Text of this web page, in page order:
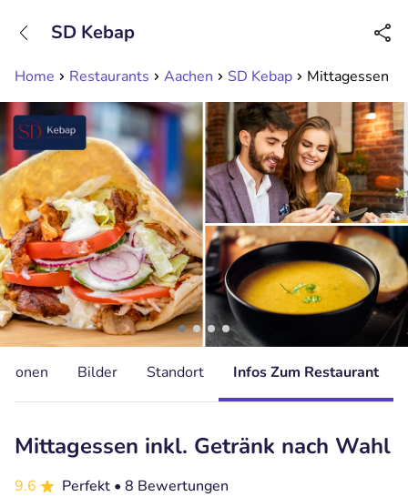
Erreichbar bis 23:00 Uhr (max 0,09€/Min)
Home Restaurants Aachen SD Kebap Mittagessen
SD Kebap
Bilder Standort Infos Zum Restaurant
Mittagessen inkl. Getränk nach Wahl
9.6 Perfekt • 8 Bewertungen